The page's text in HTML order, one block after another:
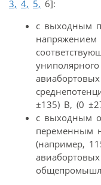
3, 4, 5, 6]:
с выходным
напряжением
±135) В, (0
с выходным
переменным
(например,